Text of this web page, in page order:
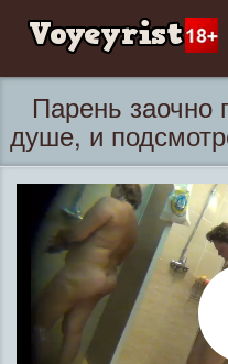
Парень
душе, и